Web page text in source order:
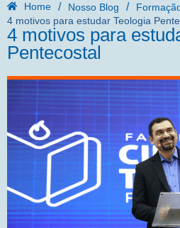
Home / Nosso Blog /
4 motivos para estudar Teologia
4 motivos para
Pentecostal